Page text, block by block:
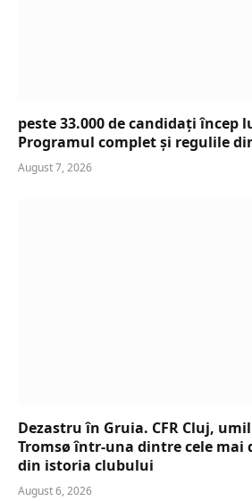
peste 33.000 de candidați încep
Programul complet și regulile
August 7, 2026
Dezastru în Gruia. CFR Cluj,
Tromsø într-una dintre cele mai
din istoria clubului
August 6, 2026